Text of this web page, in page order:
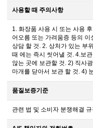
사용할 때 주의사항
1. 화장품 사용 시 또는 사용
어오름 또는 가려움증 등의
상담 할 것. 2. 상처가 있는 부
때 에는 즉시 씻어낼 것. 4.보
않는 곳에 보관할 것. 2) 직사
마개를 닫아서 보관 할 것. 4)
품질보증기준
관련 법 및 소비자 분쟁해결